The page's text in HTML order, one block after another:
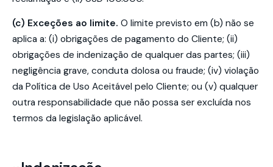
(c) Exceções ao limite. O limite previsto em (b) não se
aplica a: (i) obrigações de pagamento do Cliente; (ii)
obrigações de indenização de qualquer das partes; (iii)
negligência grave, conduta dolosa ou fraude; (iv) violação
da Política de Uso Aceitável pelo Cliente; ou (v) qualquer
outra responsabilidade que não possa ser excluída nos
termos da legislação aplicável.